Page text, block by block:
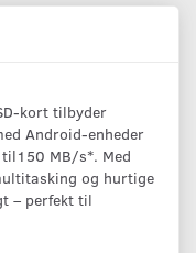
kort tilbyder
Android-enheder
MB/s*. Med
og hurtige
– perfekt til